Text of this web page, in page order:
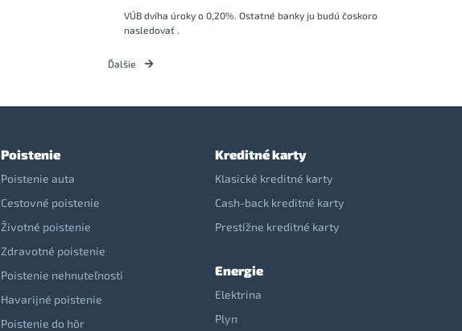
VÚB dvíha úroky o 0,20%. Ostatné banky ju budú čoskoro
nasledovať .
Ďalšie
Poistenie
Poistenie auta
Cestovné poistenie
Životné poistenie
Zdravotné poistenie
Poistenie nehnuteľnosti
Havarijné poistenie
Poistenie do hôr
Kreditné karty
Klasické kreditné karty
Cash-back kreditné karty
Prestížne kreditné karty
Energie
Elektrina
Plyn